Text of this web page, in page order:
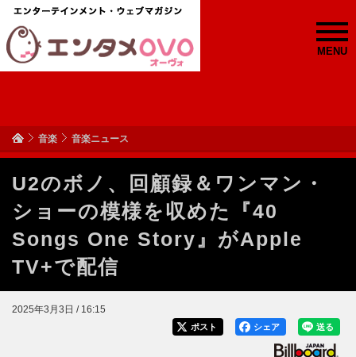
MENU
音楽 音楽ニュース
U2のボノ、回顧録＆ワンマン・
ショーの模様を収めた『40
Songs One Story』がApple
TV+で配信
2025年3月3日 / 16:15
送る
シェア
ポスト